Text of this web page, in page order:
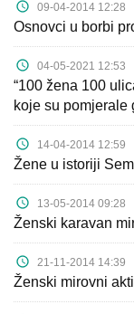
09-04-2014 12:28
Osnovci u borbi
04-05-2021 12:53
“100 žena 100
koje su pomjerale
14-04-2014 12:59
Žene u istoriji
13-05-2014 09:28
Ženski karavan
21-11-2014 14:39
Ženski mirovni